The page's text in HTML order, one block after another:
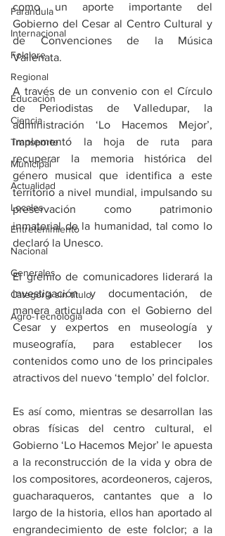
Farandula
Internacional
Folclore
Regional
Educación
Ciencia
Transporte
Municipal
Actualidad
Locales
Entretenimiento
Nacional
Generales
Categoría sin título
Agro-Tecnología
como un aporte importante del
Gobierno del Cesar al Centro Cultural y
de Convenciones de la Música
Vallenata.
A través de un convenio con el Círculo
de Periodistas de Valledupar, la
administración ‘Lo Hacemos Mejor’,
implementó la hoja de ruta para
recuperar la memoria histórica del
género musical que identifica a este
territorio a nivel mundial, impulsando su
preservación como patrimonio
inmaterial de la humanidad, tal como lo
declaró la Unesco.
El gremio de comunicadores liderará la
investigación y documentación, de
manera articulada con el Gobierno del
Cesar y expertos en museología y
museografía, para establecer los
contenidos como uno de los principales
atractivos del nuevo ‘templo’ del folclor.
Es así como, mientras se desarrollan las
obras físicas del centro cultural, el
Gobierno ‘Lo Hacemos Mejor’ le apuesta
a la reconstrucción de la vida y obra de
los compositores, acordeoneros, cajeros,
guacharaqueros, cantantes que a lo
largo de la historia, ellos han aportado al
engrandecimiento de este folclor; a la